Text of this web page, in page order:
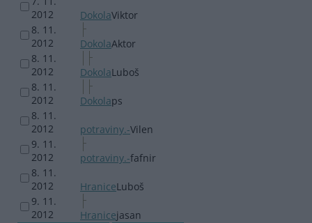
2012
DokolaViktor
8. 11.
2012
DokolaAktor
8. 11.
2012
DokolaLuboš
8. 11.
2012
Dokolaps
8. 11.
2012
potraviny.-Vilen
9. 11.
2012
potraviny.-fafnir
8. 11.
2012
HraniceLuboš
9. 11.
2012
Hranicejasan